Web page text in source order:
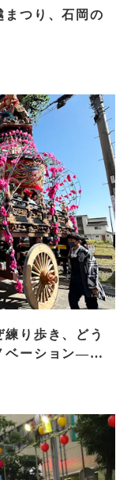
まつり、石岡の
り歩き、どう
ベーション―＜